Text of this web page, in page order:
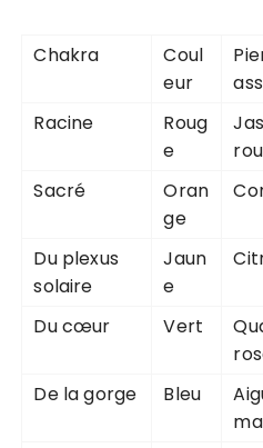
Chakra
Coul
eur
Racine
Roug
e
Sacré
Oran
ge
Du plexus
solaire
Jaun
e
Du cœur
Vert
De la gorge Bleu